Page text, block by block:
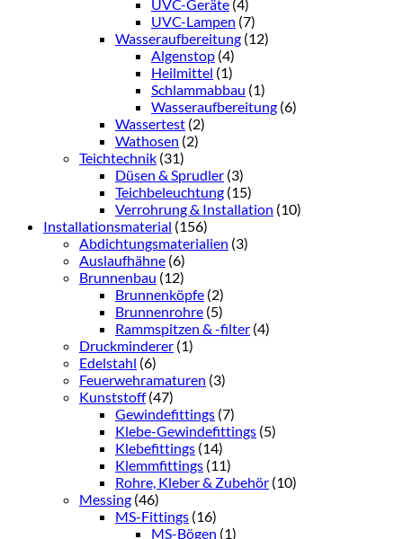
UVC-Geräte (4)
UVC-Lampen (7)
Wasseraufbereitung (12)
Algenstop (4)
Heilmittel (1)
Schlammabbau (1)
Wasseraufbereitung (6)
Wassertest (2)
Wathosen (2)
Teichtechnik (31)
Düsen & Sprudler (3)
Teichbeleuchtung (15)
Verrohrung & Installation (10)
Installationsmaterial (156)
Abdichtungsmaterialien (3)
Auslaufhähne (6)
Brunnenbau (12)
Brunnenköpfe (2)
Brunnenrohre (5)
Rammspitzen & -filter (4)
Druckminderer (1)
Edelstahl (6)
Feuerwehramaturen (3)
Kunststoff (47)
Gewindefittings (7)
Klebe-Gewindefittings (5)
Klebefittings (14)
Klemmfittings (11)
Rohre, Kleber & Zubehör (10)
Messing (46)
MS-Fittings (16)
MS-Bögen (1)